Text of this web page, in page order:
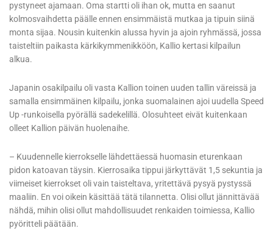
pystyneet ajamaan. Oma startti oli ihan ok, mutta en saanut
kolmosvaihdetta päälle ennen ensimmäistä mutkaa ja tipuin siinä
monta sijaa. Nousin kuitenkin alussa hyvin ja ajoin ryhmässä, jossa
taisteltiin paikasta kärkikymmenikköön, Kallio kertasi kilpailun
alkua.
Japanin osakilpailu oli vasta Kallion toinen uuden tallin väreissä ja
samalla ensimmäinen kilpailu, jonka suomalainen ajoi uudella Speed
Up -runkoisella pyörällä sadekelillä. Olosuhteet eivät kuitenkaan
olleet Kallion päivän huolenaihe.
– Kuudennelle kierrokselle lähdettäessä huomasin eturenkaan
pidon katoavan täysin. Kierrosaika tippui järkyttävät 1,5 sekuntia ja
viimeiset kierrokset oli vain taisteltava, yritettävä pysyä pystyssä
maaliin. En voi oikein käsittää tätä tilannetta. Olisi ollut jännittävää
nähdä, mihin olisi ollut mahdollisuudet renkaiden toimiessa, Kallio
pyöritteli päätään.